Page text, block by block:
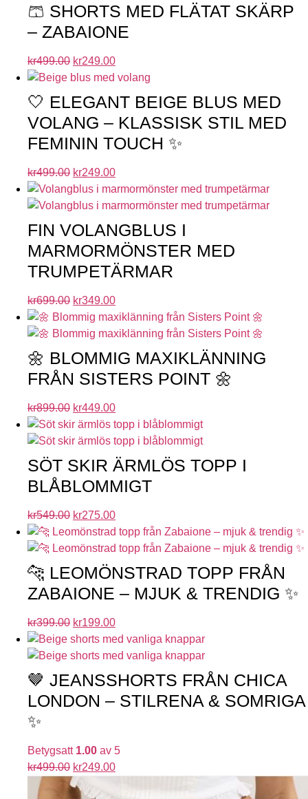
🩳 SHORTS MED FLÄTAT SKÄRP
– ZABAIONE
kr499.00 kr249.00
🤍 ELEGANT BEIGE BLUS MED
VOLANG – KLASSISK STIL MED
FEMININ TOUCH ✨
kr499.00 kr249.00
FIN VOLANGBLUS I
MARMORMÖNSTER MED
TRUMPETÄRMAR
kr699.00 kr349.00
🌼 BLOMMIG MAXIKLÄNNING
FRÅN SISTERS POINT 🌼
kr899.00 kr449.00
SÖT SKIR ÄRMLÖS TOPP I
BLÅBLOMMIGT
kr549.00 kr275.00
🐆 LEOMÖNSTRAD TOPP FRÅN
ZABAIONE – MJUK & TRENDIG ✨
kr399.00 kr199.00
🤎 JEANSSHORTS FRÅN CHICA
LONDON – STILRENA & SOMRIGA
✨
Betygsatt 1.00 av 5
kr499.00 kr249.00